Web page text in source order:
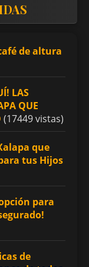
de altura
LAS
QUE
(17449 vistas)
que
tus Hijos
para
de